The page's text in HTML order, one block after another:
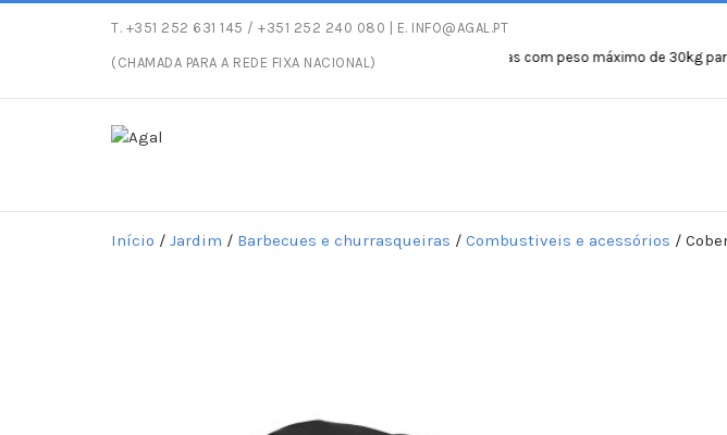
T. +351 252 631 145 / +351 252 240 080 | E. INFO@AGAL.PT
(CHAMADA PARA A REDE FIXA NACIONAL)Entregas gratuitas com peso máximo de 30kg para
Início / Jardim / Barbecues e churrasqueiras / Combustiveis e acessórios /